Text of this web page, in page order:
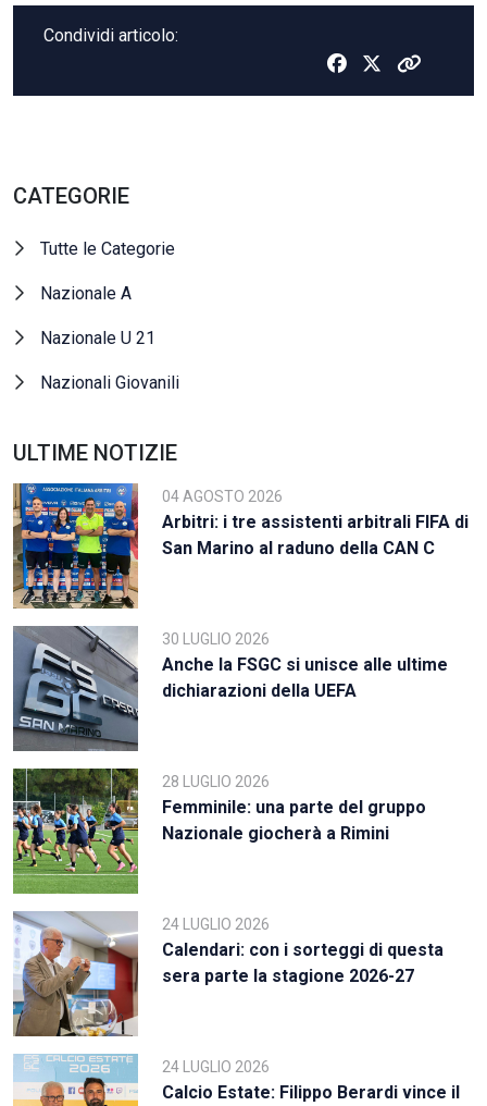
Condividi articolo:
CATEGORIE
Tutte le Categorie
Nazionale A
Nazionale U 21
Nazionali Giovanili
ULTIME NOTIZIE
04 AGOSTO 2026
Arbitri: i tre assistenti arbitrali FIFA di
San Marino al raduno della CAN C
30 LUGLIO 2026
Anche la FSGC si unisce alle ultime
dichiarazioni della UEFA
28 LUGLIO 2026
Femminile: una parte del gruppo
Nazionale giocherà a Rimini
24 LUGLIO 2026
Calendari: con i sorteggi di questa
sera parte la stagione 2026-27
24 LUGLIO 2026
Calcio Estate: Filippo Berardi vince il